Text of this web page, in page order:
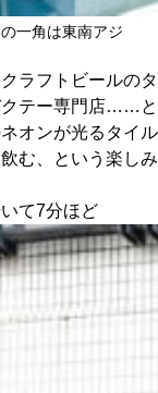
一角は東南アジ
ラフトビールのタ
クテー専門店……と
オンが光るタイル
む、という楽しみ
て7分ほど